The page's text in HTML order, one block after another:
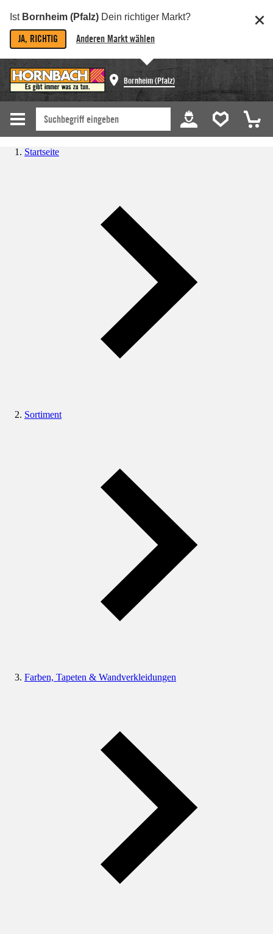
Ist Bornheim (Pfalz) Dein richtiger Markt?
JA, RICHTIG Anderen Markt wählen
Bornheim (Pfalz)
Startseite
Sortiment
Farben, Tapeten & Wandverkleidungen